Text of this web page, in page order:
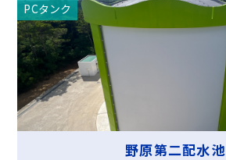
PCタンク
野原第二配水池